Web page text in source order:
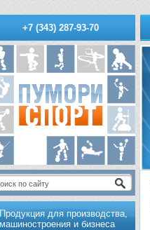
+7 (343) 287-93-70
Продукция для производства,
машиностроения и бизнеса